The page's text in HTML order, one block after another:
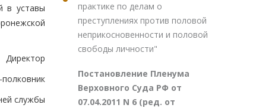
в уставы
Директор
полковник
службы
практике по делам о
преступлениях против половой
неприкосновенности и половой
свободы личности"
Постановление Пленума
Верховного Суда РФ от
07.04.2011 N 6 (ред. от